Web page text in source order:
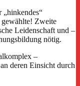
Zweite
Leidenschaft und –
nötig.
–
deren Einsicht durch